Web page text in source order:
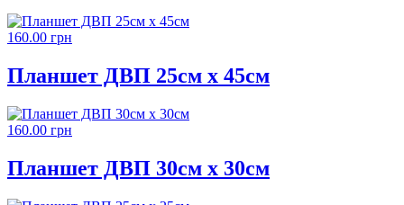
160.00 грн
Планшет ДВП 25см х 45см
160.00 грн
Планшет ДВП 30см х 30см